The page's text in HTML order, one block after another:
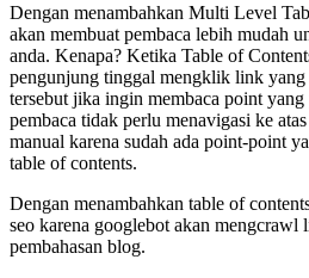
Dengan menambahkan Multi Level
akan membuat pembaca lebih mudah
anda. Kenapa? Ketika Table of
pengunjung tinggal mengklik link yang
tersebut jika ingin membaca point
pembaca tidak perlu menavigasi ke
manual karena sudah ada point-point
table of contents.
Dengan menambahkan table of
seo karena googlebot akan
pembahasan blog.